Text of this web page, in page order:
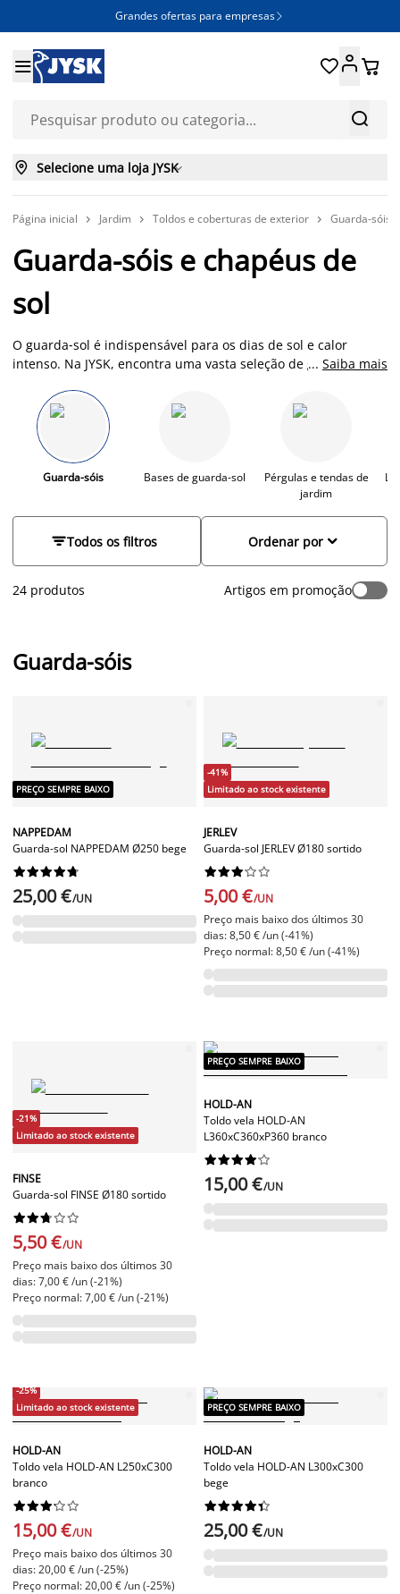
Grandes ofertas para empresas 


 
 Selecione uma loja JYSK
Página inicial  Jardim  Toldos e coberturas de exterior  Guarda-sóis
Guarda-sóis e chapéus de
sol
O guarda‑sol é indispensável para os dias de sol e calor
intenso. Na JYSK, encontra uma vasta seleção de guarda‑sóis
que valoriza o seu espaço exterior. Com um chapéu de sol
JYSK obtém uma sombra refrescante e eficaz, para que
desfrute do jardim ou da varanda com conforto, mesmo nos
dias mais ensolarados.
... Saiba mais
Guarda-sóis Bases de guarda-sol
Pérgulas e tendas de
jardim
Todos os filtros 
Ordenar por
24 produtos Artigos em promoção
Guarda-sóis
PREÇO SEMPRE BAIXO
NAPPEDAM
Guarda-sol NAPPEDAM Ø250 bege






25,00 €/UN
-41%
Limitado ao stock existente
JERLEV
Guarda-sol JERLEV Ø180 sortido






5,00 €/UN
Preço mais baixo dos últimos 30
dias: 8,50 € /un (-41%)
Preço normal: 8,50 € /un (-41%)
-21%
Limitado ao stock existente
FINSE
Guarda-sol FINSE Ø180 sortido






5,50 €/UN
Preço mais baixo dos últimos 30
dias: 7,00 € /un (-21%)
Preço normal: 7,00 € /un (-21%)
PREÇO SEMPRE BAIXO
HOLD-AN
Toldo vela HOLD-AN
L360xC360xP360 branco






15,00 €/UN
-25%
Limitado ao stock existente
HOLD-AN
Toldo vela HOLD-AN L250xC300
branco






15,00 €/UN
Preço mais baixo dos últimos 30
dias: 20,00 € /un (-25%)
Preço normal: 20,00 € /un (-25%)
PREÇO SEMPRE BAIXO
HOLD-AN
Toldo vela HOLD-AN L300xC300
bege






25,00 €/UN